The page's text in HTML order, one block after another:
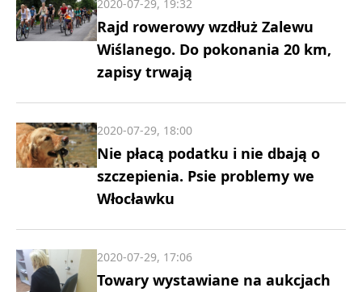
Rajd rowerowy wzdłuż Zalewu
Wiślanego. Do pokonania 20 km,
zapisy trwają
2020-07-29, 19:32
Nie płacą podatku i nie dbają o
szczepienia. Psie problemy we
Włocławku
2020-07-29, 18:00
Towary wystawiane na aukcjach
2020-07-29, 17:06